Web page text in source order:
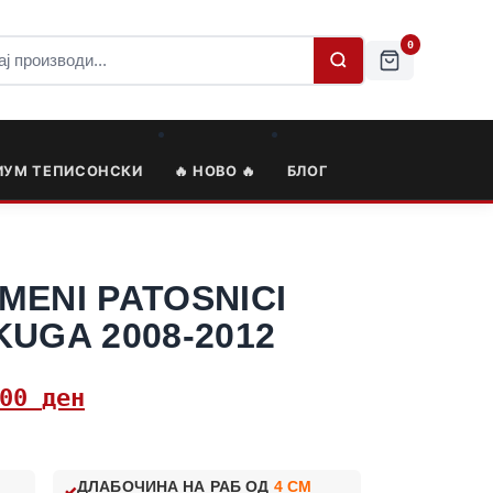
0
ТЕПИСОНСКИ 🔥 НОВО 🔥 БЛОГ
PATOSNICI
2008-2012
ден
ДЛАБОЧИНА НА РАБ ОД 4 CM